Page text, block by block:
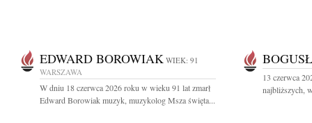
EDWARD BOROWIAK WIEK: 91
WARSZAWA
W dniu 18 czerwca 2026 roku w wieku 91 lat zmarł
Edward Borowiak muzyk, muzykolog Msza święta...
13 czerwca
najbliższych,